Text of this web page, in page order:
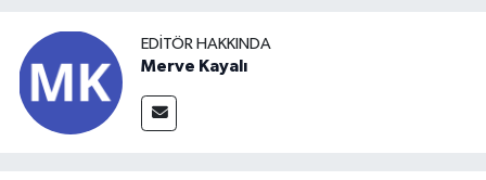
EDITÖR HAKKINDA
Merve Kayalı